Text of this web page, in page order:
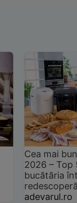
Cea mai
2026 –
bucătăria
adevarul.ro